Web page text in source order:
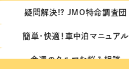
疑問解決!? JMO特命調査団
簡単・快適！車中泊マニュアル
今週のクルマお悩み相談